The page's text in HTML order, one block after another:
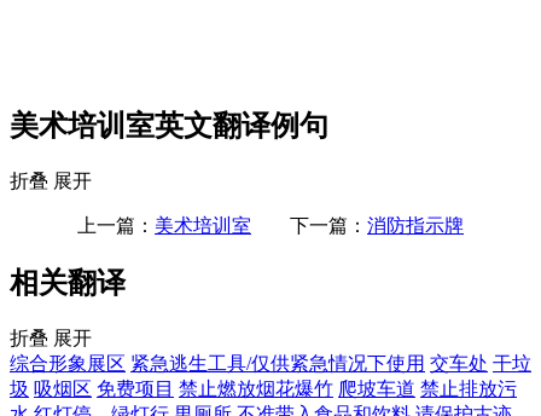
美术培训室英文翻译例句
折叠 展开
上一篇： 美术培训室 下一篇： 消防指示牌
相关翻译
折叠 展开
综合形象展区 紧急逃生工具/仅供紧急情况下使用 交车处 干垃
圾 吸烟区 免费项目 禁止燃放烟花爆竹 爬坡车道 禁止排放污